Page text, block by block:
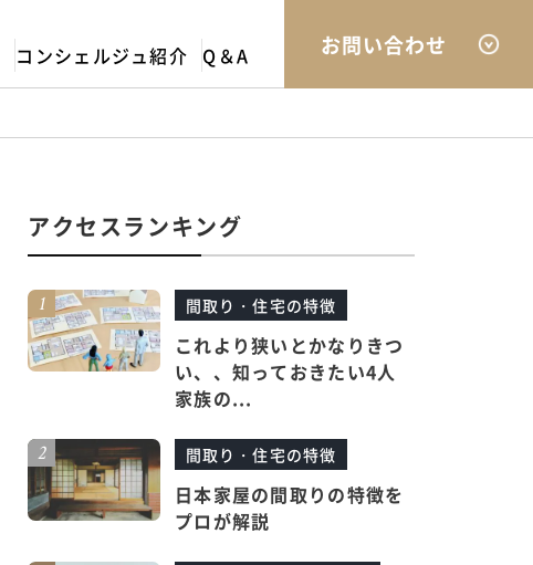
コンシェルジュ紹介 Q＆A お問い合わせ
アクセスランキング
間取り・住宅の特徴
これより狭いとかなりきつ
い、、知っておきたい4人
家族の...
間取り・住宅の特徴
日本家屋の間取りの特徴を
プロが解説